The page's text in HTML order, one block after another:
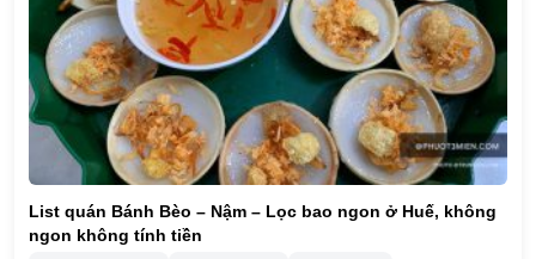
List quán Bánh Bèo – Nậm – Lọc bao ngon ở Huế, không
ngon không tính tiền